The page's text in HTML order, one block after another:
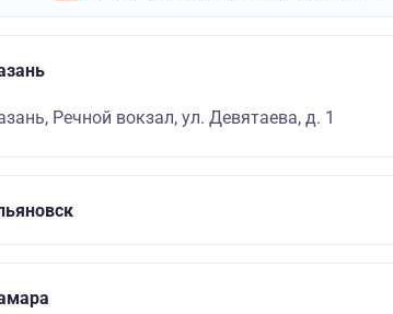
Речной вокзал, ул. Девятаева, д. 1